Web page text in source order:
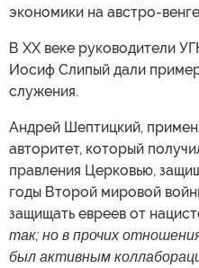
экономики на австро-
В XX веке руководители
Иосиф Слипый дали
служения.
Андрей Шептицкий,
авторитет, который
правления Церковью,
годы Второй мировой
защищать евреев от
так; но в прочих
был активным